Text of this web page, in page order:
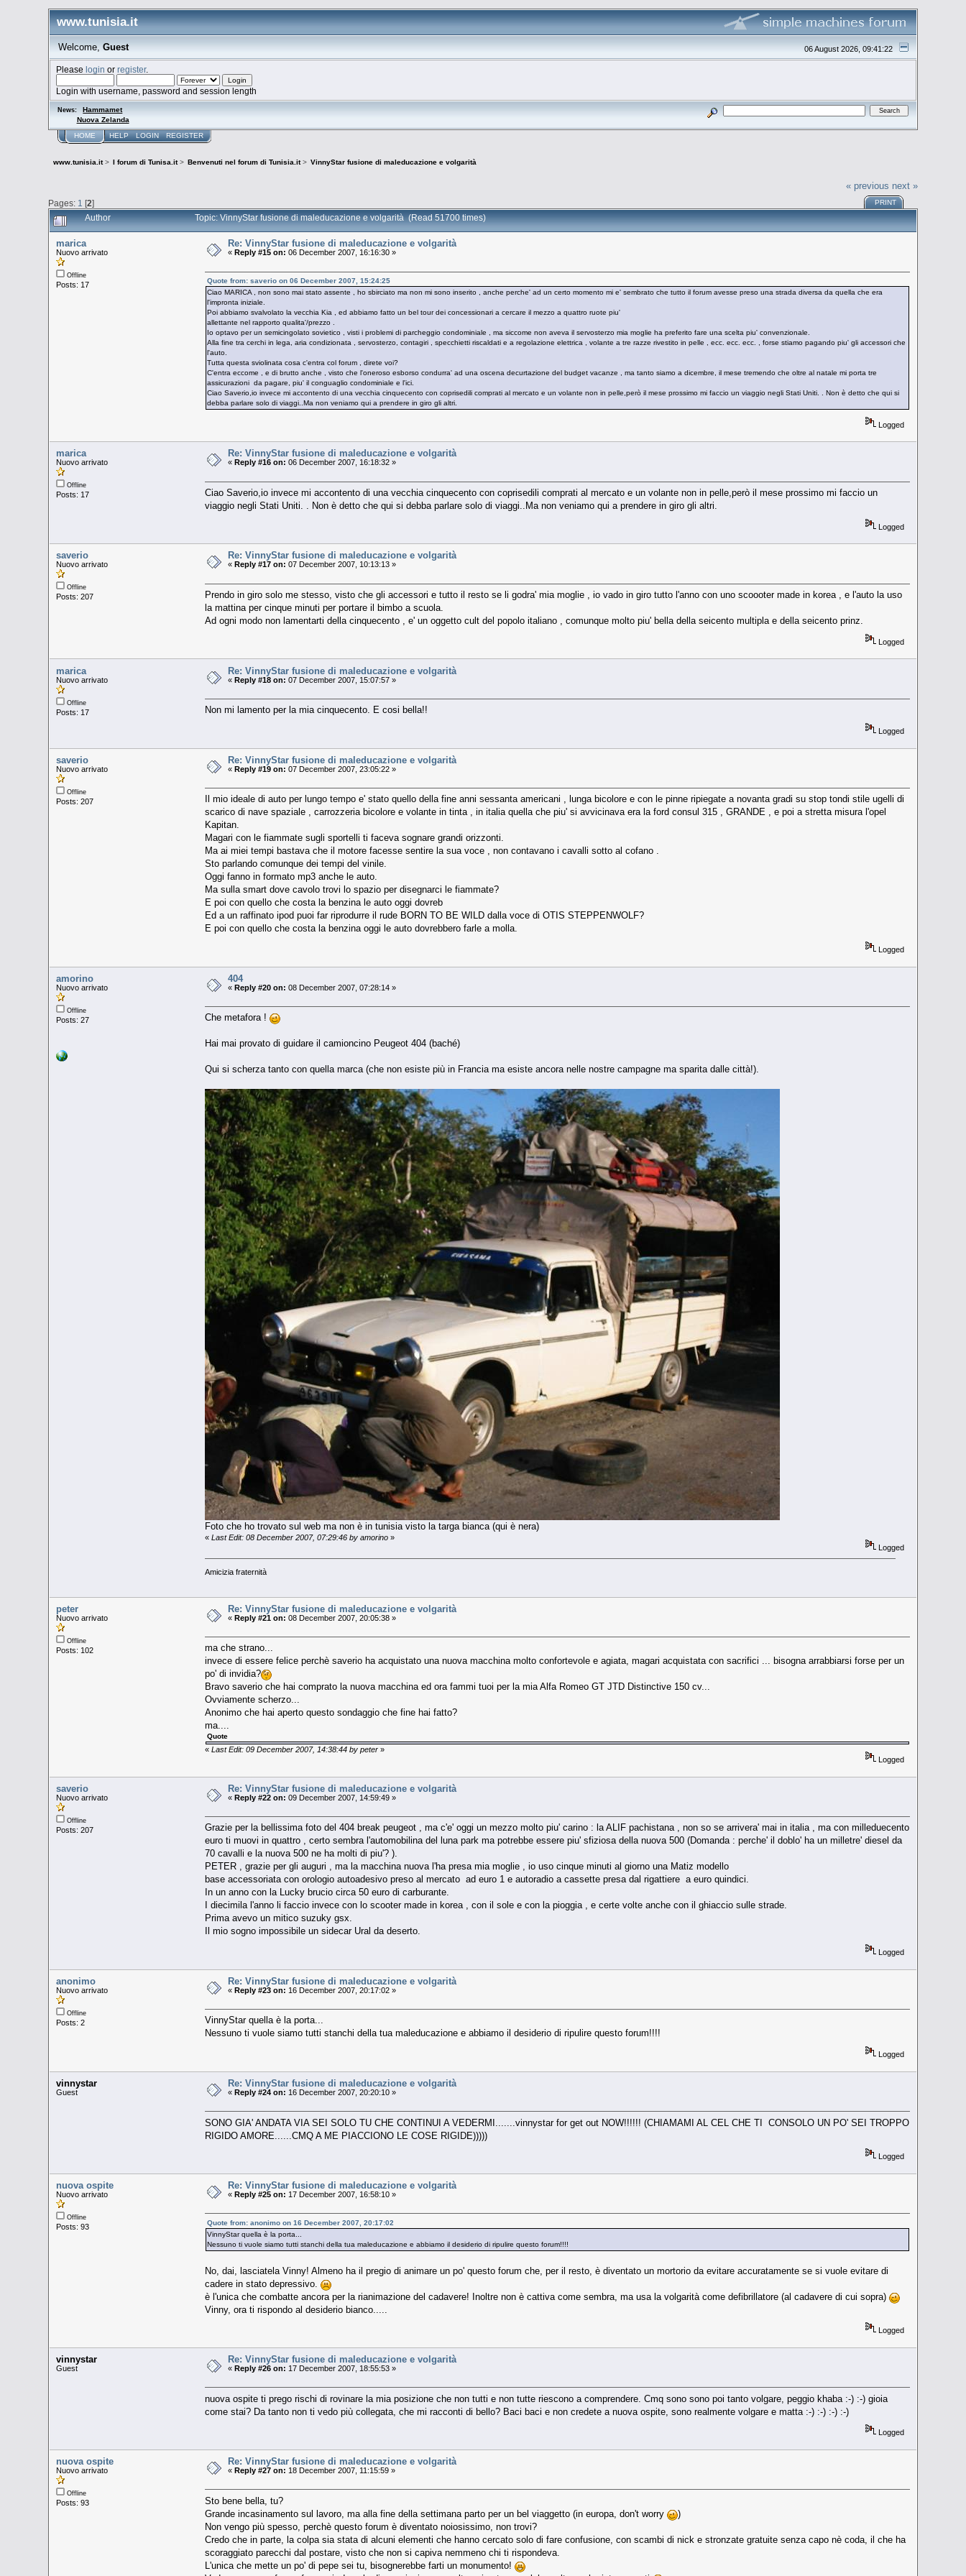
www.tunisia.it
06 August 2026, 09:41:22
Welcome, Guest
Pleaselogin orregister.
Login with username, password and session length
News:
Hammamet
Nuova Zelanda
HOME HELP LOGIN REGISTER
www.tunisia.it> I forum di Tunisa.it> Benvenuti nel forum di Tunisia.it> VinnyStar fusione di maleducazione e volgarità
« previous next »
Pages: 1 [2] PRINT
Author Topic: VinnyStar fusione di maleducazione e volgarità (Read 51700 times)
marica
Nuovo arrivato
Offline
Posts: 17
Re: VinnyStar fusione di maleducazione e volgarità
« Reply #15 on: 06 December 2007, 16:16:30 »
Quote from: saverio on 06 December 2007, 15:24:25
Ciao MARICA , non sono mai stato assente , ho sbirciato ma non mi sono inserito , anche perche' ad un certo momento mi e' sembrato che tutto il forum avesse preso una strada diversa da quella che era
l'impronta iniziale.
Poi abbiamo svalvolato la vecchia Kia , ed abbiamo fatto un bel tour dei concessionari a cercare il mezzo a quattro ruote piu'
allettante nel rapporto qualita'/prezzo .
Io optavo per un semicingolato sovietico , visti i problemi di parcheggio condominiale , ma siccome non aveva il servosterzo mia moglie ha preferito fare una scelta piu' convenzionale.
Alla fine tra cerchi in lega, aria condizionata , servosterzo, contagiri , specchietti riscaldati e a regolazione elettrica , volante a tre razze rivestito in pelle , ecc. ecc. ecc. , forse stiamo pagando piu' gli accessori che
l'auto.
Tutta questa sviolinata cosa c'entra col forum , direte voi?
C'entra eccome , e di brutto anche , visto che l'oneroso esborso condurra' ad una oscena decurtazione del budget vacanze , ma tanto siamo a dicembre, il mese tremendo che oltre al natale mi porta tre
assicurazioni da pagare, piu' il conguaglio condominiale e l'ici.
Ciao Saverio,io invece mi accontento di una vecchia cinquecento con coprisedili comprati al mercato e un volante non in pelle,però il mese prossimo mi faccio un viaggio negli Stati Uniti. . Non è detto che qui si
debba parlare solo di viaggi..Ma non veniamo qui a prendere in giro gli altri.
Logged
marica
Nuovo arrivato
Offline
Posts: 17
Re: VinnyStar fusione di maleducazione e volgarità
« Reply #16 on: 06 December 2007, 16:18:32 »
Ciao Saverio,io invece mi accontento di una vecchia cinquecento con coprisedili comprati al mercato e un volante non in pelle,però il mese prossimo mi faccio un
viaggio negli Stati Uniti. . Non è detto che qui si debba parlare solo di viaggi..Ma non veniamo qui a prendere in giro gli altri.
Logged
saverio
Nuovo arrivato
Offline
Posts: 207
Re: VinnyStar fusione di maleducazione e volgarità
« Reply #17 on: 07 December 2007, 10:13:13 »
Prendo in giro solo me stesso, visto che gli accessori e tutto il resto se li godra' mia moglie , io vado in giro tutto l'anno con uno scoooter made in korea , e l'auto la uso
la mattina per cinque minuti per portare il bimbo a scuola.
Ad ogni modo non lamentarti della cinquecento , e' un oggetto cult del popolo italiano , comunque molto piu' bella della seicento multipla e della seicento prinz.
Logged
marica
Nuovo arrivato
Offline
Posts: 17
Re: VinnyStar fusione di maleducazione e volgarità
«Reply #18 on: 07 December 2007, 15:07:57 »
Non mi lamento per la mia cinquecento. E cosi bella!!
Logged
saverio
Nuovo arrivato
Offline
Posts: 207
Re: VinnyStar fusione di maleducazione e volgarità
«Reply #19 on: 07 December 2007, 23:05:22 »
Il mio ideale di auto per lungo tempo e' stato quello della fine anni sessanta americani , lunga bicolore e con le pinne ripiegate a novanta gradi su stop tondi stile ugelli di
scarico di nave spaziale , carrozzeria bicolore e volante in tinta , in italia quella che piu' si avvicinava era la ford consul 315 , GRANDE , e poi a stretta misura l'opel
Kapitan.
Magari con le fiammate sugli sportelli ti faceva sognare grandi orizzonti.
Ma ai miei tempi bastava che il motore facesse sentire la sua voce , non contavano i cavalli sotto al cofano .
Sto parlando comunque dei tempi del vinile.
Oggi fanno in formato mp3 anche le auto.
Ma sulla smart dove cavolo trovi lo spazio per disegnarci le fiammate?
E poi con quello che costa la benzina le auto oggi dovreb
Ed a un raffinato ipod puoi far riprodurre il rude BORN TO BE WILD dalla voce di OTIS STEPPENWOLF?
E poi con quello che costa la benzina oggi le auto dovrebbero farle a molla.
Logged
amorino
Nuovo arrivato
Offline
Posts: 27
404
«Reply #20 on: 08 December 2007, 07:28:14 »
Che metafora !
Hai mai provato di guidare il camioncino Peugeot 404 (baché)
Qui si scherza tanto con quella marca (che non esiste più in Francia ma esiste ancora nelle nostre campagne ma sparita dalle città!).
Foto che ho trovato sul web ma non è in tunisia visto la targa bianca (qui è nera)
« Last Edit: 08 December 2007, 07:29:46 by amorino»
Logged
Amicizia fraternità
peter
Nuovo arrivato
Offline
Posts: 102
Re: VinnyStar fusione di maleducazione e volgarità
«Reply #21 on: 08 December 2007, 20:05:38 »
ma che strano...
invece di essere felice perchè saverio ha acquistato una nuova macchina molto confortevole e agiata, magari acquistata con sacrifici ... bisogna arrabbiarsi forse per un
po' di invidia?
Bravo saverio che hai comprato la nuova macchina ed ora fammi tuoi per la mia Alfa Romeo GT JTD Distinctive 150 cv...
Ovviamente scherzo...
Anonimo che hai aperto questo sondaggio che fine hai fatto?
ma....
Quote
« Last Edit: 09 December 2007, 14:38:44 by peter»
Logged
saverio
Nuovo arrivato
Offline
Posts: 207
Re: VinnyStar fusione di maleducazione e volgarità
«Reply #22 on: 09 December 2007, 14:59:49 »
Grazie per la bellissima foto del 404 break peugeot , ma c'e' oggi un mezzo molto piu' carino : la ALIF pachistana , non so se arrivera' mai in italia , ma con milleduecento
euro ti muovi in quattro , certo sembra l'automobilina del luna park ma potrebbe essere piu' sfiziosa della nuova 500 (Domanda : perche' il doblo' ha un milletre' diesel da
70 cavalli e la nuova 500 ne ha molti di piu'? ).
PETER , grazie per gli auguri , ma la macchina nuova l'ha presa mia moglie , io uso cinque minuti al giorno una Matiz modello
base accessoriata con orologio autoadesivo preso al mercato ad euro 1 e autoradio a cassette presa dal rigattiere a euro quindici.
In un anno con la Lucky brucio circa 50 euro di carburante.
I diecimila l'anno li faccio invece con lo scooter made in korea , con il sole e con la pioggia , e certe volte anche con il ghiaccio sulle strade.
Prima avevo un mitico suzuky gsx.
Il mio sogno impossibile un sidecar Ural da deserto.
Logged
anonimo
Nuovo arrivato
Offline
Posts: 2
Re: VinnyStar fusione di maleducazione e volgarità
«Reply #23 on: 16 December 2007, 20:17:02 »
VinnyStar quella è la porta...
Nessuno ti vuole siamo tutti stanchi della tua maleducazione e abbiamo il desiderio di ripulire questo forum!!!!
Logged
vinnystar
Guest
Re: VinnyStar fusione di maleducazione e volgarità
«Reply #24 on: 16 December 2007, 20:20:10 »
SONO GIA' ANDATA VIA SEI SOLO TU CHE CONTINUI A VEDERMI.......vinnystar for get out NOW!!!!!! (CHIAMAMI AL CEL CHE TI CONSOLO UN PO' SEI TROPPO
RIGIDO AMORE......CMQ A ME PIACCIONO LE COSE RIGIDE)))))
Logged
nuova ospite
Nuovo arrivato
Offline
Posts: 93
Re: VinnyStar fusione di maleducazione e volgarità
«Reply #25 on: 17 December 2007, 16:58:10 »
Quote from: anonimo on 16 December 2007, 20:17:02
VinnyStar quella è la porta...
Nessuno ti vuole siamo tutti stanchi della tua maleducazione e abbiamo il desiderio di ripulire questo forum!!!!
No, dai, lasciatela Vinny! Almeno ha il pregio di animare un po' questo forum che, per il resto, è diventato un mortorio da evitare accuratamente se si vuole evitare di
cadere in stato depressivo.
è l'unica che combatte ancora per la rianimazione del cadavere! Inoltre non è cattiva come sembra, ma usa la volgarità come defibrillatore (al cadavere di cui sopra)
Vinny, ora ti rispondo al desiderio bianco.....
Logged
vinnystar
Guest
Re: VinnyStar fusione di maleducazione e volgarità
«Reply #26 on: 17 December 2007, 18:55:53 »
nuova ospite ti prego rischi di rovinare la mia posizione che non tutti e non tutte riescono a comprendere. Cmq sono sono poi tanto volgare, peggio khaba :-) :-) gioia
come stai? Da tanto non ti vedo più collegata, che mi racconti di bello? Baci baci e non credete a nuova ospite, sono realmente volgare e matta :-) :-) :-) :-)
Logged
nuova ospite
Nuovo arrivato
Offline
Posts: 93
Re: VinnyStar fusione di maleducazione e volgarità
«Reply #27 on: 18 December 2007, 11:15:59 »
Sto bene bella, tu?
Grande incasinamento sul lavoro, ma alla fine della settimana parto per un bel viaggetto (in europa, don't worry
)
Non vengo più spesso, perchè questo forum è diventato noiosissimo, non trovi?
Credo che in parte, la colpa sia stata di alcuni elementi che hanno cercato solo di fare confusione, con scambi di nick e stronzate gratuite senza capo nè coda, il che ha
scoraggiato parecchi dal postare, visto che non si capiva nemmeno chi ti rispondeva.
L'unica che mette un po' di pepe sei tu, bisognerebbe farti un monumento!